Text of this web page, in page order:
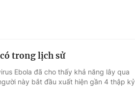
trong lịch sử
Ebola đã cho thấy khả năng lây qua
này bắt đầu xuất hiện gần 4 thập kỷ